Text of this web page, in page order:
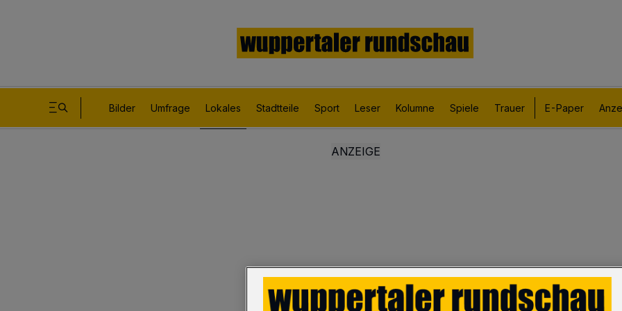
Bilder Umfrage Lokales Stadtteile Sport Leser Kolumne Spiele Trauer E-Paper